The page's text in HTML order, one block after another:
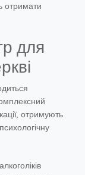
отримати
для
отримують